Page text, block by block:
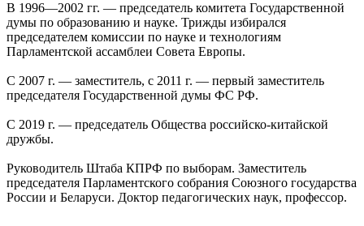
В 1996—2002 гг. — председатель комитета Государственной
думы по образованию и науке. Трижды избирался
председателем комиссии по науке и технологиям
Парламентской ассамблеи Совета Европы.
С 2007 г. — заместитель, с 2011 г. — первый заместитель
председателя Государственной думы ФС РФ.
С 2019 г. — председатель Общества российско-китайской
дружбы.
Руководитель Штаба КПРФ по выборам. Заместитель
председателя Парламентского собрания Союзного государства
России и Беларуси. Доктор педагогических наук, профессор.